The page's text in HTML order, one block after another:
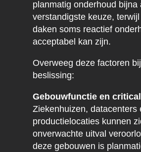
planmatig onderhoud bijna
verstandigste keuze,
daken soms reactief
acceptabel kan zijn.
Overweeg deze factoren
beslissing:
Gebouwfunctie en
Ziekenhuizen, datacenters
productielocaties kunnen
onverwachte uitval
deze gebouwen is